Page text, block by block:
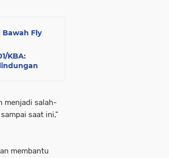
Bawah Fly
KBA:
menjadi salah-
saat ini,"
membantu